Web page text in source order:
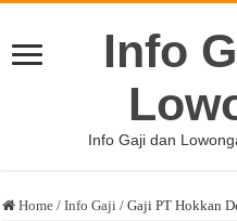
Info
Info Gaji dan
Home / Info Gaji / Gaji PT Hokkan